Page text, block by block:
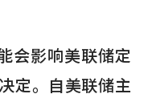
会影响美联储定
定。自美联储主